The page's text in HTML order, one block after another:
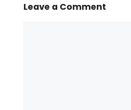
Leave a Comment